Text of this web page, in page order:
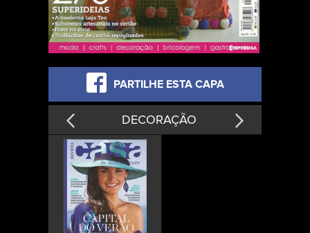
PARTILHE ESTA CAPA
DECORAÇÃO